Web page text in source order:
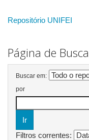
Repositório UNIFEI
Página de Busca
Buscar em:
por
Filtros correntes: